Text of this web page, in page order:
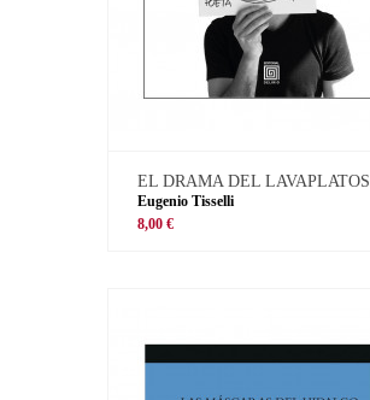
EL DRAMA DEL LAVAPLATOS
Eugenio Tisselli
8,00 €